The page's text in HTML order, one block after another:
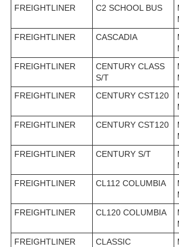
FREIGHTLINER
C2 SCHOOL BUS
FREIGHTLINER
CASCADIA
FREIGHTLINER
CENTURY CLASS
S/T
FREIGHTLINER
CENTURY CST120
FREIGHTLINER
CENTURY CST120
FREIGHTLINER
CENTURY S/T
FREIGHTLINER
CL112 COLUMBIA
FREIGHTLINER
CL120 COLUMBIA
FREIGHTLINER
CLASSIC